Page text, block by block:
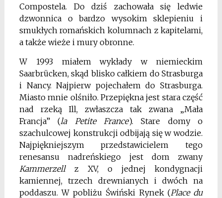
Compostela. Do dziś zachowała się ledwie
dzwonnica o bardzo wysokim sklepieniu i
smukłych romańskich kolumnach z kapitelami,
a także wieże i mury obronne.
W 1993 miałem wykłady w niemieckim
Saarbrücken, skąd blisko całkiem do Strasburga
i Nancy. Najpierw pojechałem do Strasburga.
Miasto mnie olśniło. Przepiękna jest stara część
nad rzeką Ill, zwłaszcza tak zwana „Mała
Francja” (la Petite France). Stare domy o
szachulcowej konstrukcji odbijają się w wodzie.
Najpiękniejszym przedstawicielem tego
renesansu nadreńskiego jest dom zwany
Kammerzell z XV, o jednej kondygnacji
kamiennej, trzech drewnianych i dwóch na
poddaszu. W pobliżu Świński Rynek (Place du